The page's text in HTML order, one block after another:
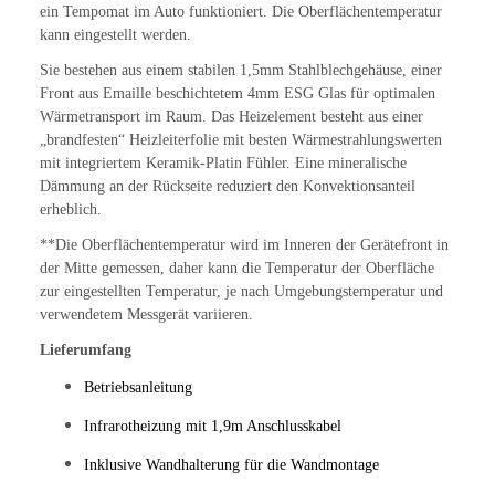
ein Tempomat im Auto funktioniert. Die Oberflächentemperatur
kann eingestellt werden.
Sie bestehen aus einem stabilen 1,5mm Stahlblechgehäuse, einer
Front aus Emaille beschichtetem 4mm ESG Glas für optimalen
Wärmetransport im Raum. Das Heizelement besteht aus einer
„brandfesten“ Heizleiterfolie mit besten Wärmestrahlungswerten
mit integriertem Keramik-Platin Fühler. Eine mineralische
Dämmung an der Rückseite reduziert den Konvektionsanteil
erheblich.
**Die Oberflächentemperatur wird im Inneren der Gerätefront in
der Mitte gemessen, daher kann die Temperatur der Oberfläche
zur eingestellten Temperatur, je nach Umgebungstemperatur und
verwendetem Messgerät variieren.
Lieferumfang
Betriebsanleitung
Infrarotheizung mit 1,9m Anschlusskabel
Inklusive Wandhalterung für die Wandmontage